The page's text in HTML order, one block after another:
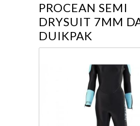
PROCEAN SEMI
DRYSUIT 7MM
DUIKPAK